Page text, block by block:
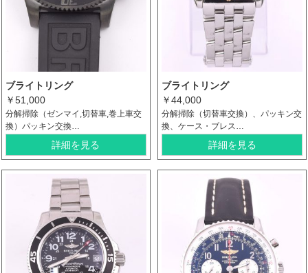
ブライトリング
￥51,000
分解掃除（ゼンマイ,切替車,巻上車交
換）パッキン交換…
詳細を見る
ブライトリング
￥44,000
分解掃除（切替車交換）、パッキン交
換、ケース・ブレス…
詳細を見る